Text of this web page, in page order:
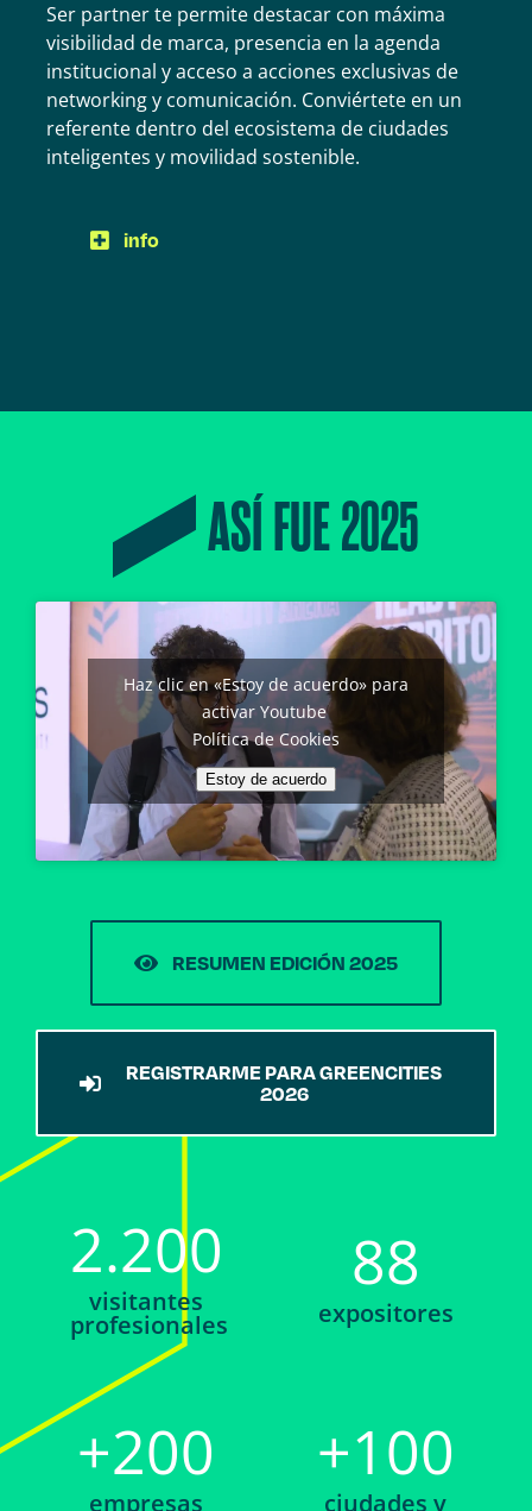
Ser partner te permite destacar con máxima
visibilidad de marca, presencia en la agenda
institucional y acceso a acciones exclusivas de
networking y comunicación. Conviértete en un
referente dentro del ecosistema de ciudades
inteligentes y movilidad sostenible.
info
ASÍ FUE 2025
Haz clic en «Estoy de acuerdo» para
activar Youtube
Política de Cookies
Estoy de acuerdo
RESUMEN EDICIÓN 2025
REGISTRARME PARA GREENCITIES
2026
2.200
visitantes
profesionales
88
expositores
+200
empresas
+100
ciudades y